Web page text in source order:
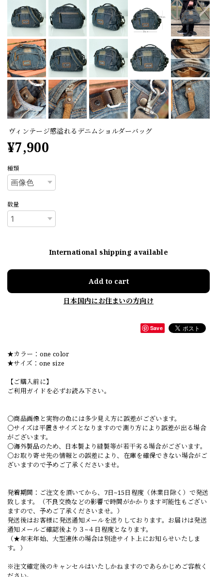
ヴィンテージ感溢れるデニムショルダーバッグ
¥7,900
種類
数量
International shipping available
Add to cart
日本国内にお住まいの方向け
Save
★カラー：one color
★サイズ：one size
【ご購入前に】
ご利用ガイドを必ずお読み下さい。
○商品画像と実物の色には多少見え方に誤差がございます。
○サイズは平置きサイズとなりますので測り方により誤差が出る場合
がございます。
○海外製品のため、日本製より縫製等が若干劣る場合がございます。
○お取り寄せ先の情報との誤差により、在庫を確保できない場合がご
ざいますので予めご了承くださいませ。
発着期間：ご注文を頂いてから、7日~15日程度（休業日除く）で発送
致します。（不良交換などの影響で時間がかかります可能性もござい
ますので、予めご了承くださいませ。）
発送後はお客様に発送通知メールを送りしております。お届けは発送
通知メールご確認後より３~４日程度となります。
（★年末年始、大型連休の場合は別途サイト上にお知らせいたしま
す。）
※注文確定後のキャンセルはいたしかねますのであらかじめご容赦く